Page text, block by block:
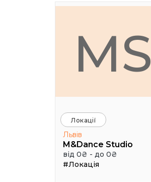
MS
Локації
Львів
M&Dance Studio
від 0₴ - до 0₴
#Локація